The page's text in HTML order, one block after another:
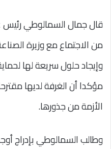
قال جمال السمالوطي رئيس
من الاجتماع مع وزيرة
وإيجاد حلول سريعة لها
مؤكدا أن الغرفة لديها
الأزمة من جذورها.
وطالب السمالوطي بإدراج